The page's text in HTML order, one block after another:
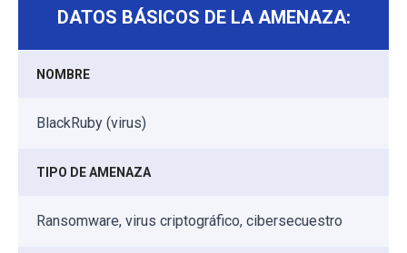
DATOS BÁSICOS DE LA AMENAZA:
NOMBRE
BlackRuby (virus)
TIPO DE AMENAZA
Ransomware, virus criptográfico, cibersecuestro